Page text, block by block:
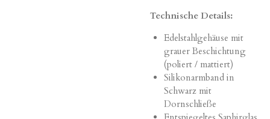
Technische Details:
Edelstahlgehäuse mit
grauer Beschichtung
(poliert / mattiert)
Silikonarmband in
Schwarz mit
Dornschließe